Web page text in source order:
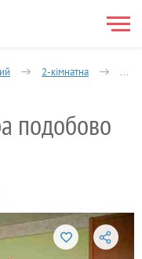
2-кімнатна
подобово